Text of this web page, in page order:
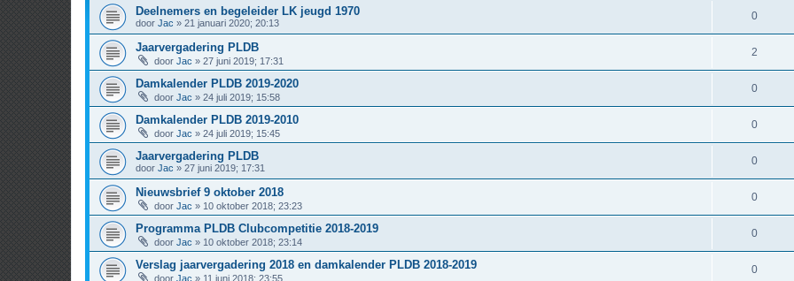
Deelnemers en begeleider LK jeugd 1970
door Jac » 21 januari 2020; 20:13
0
Jaarvergadering PLDB
door Jac » 27 juni 2019; 17:31
2
Damkalender PLDB 2019-2020
door Jac » 24 juli 2019; 15:58
0
Damkalender PLDB 2019-2010
door Jac » 24 juli 2019; 15:45
0
Jaarvergadering PLDB
door Jac » 27 juni 2019; 17:31
0
Nieuwsbrief 9 oktober 2018
door Jac » 10 oktober 2018; 23:23
0
Programma PLDB Clubcompetitie 2018-2019
door Jac » 10 oktober 2018; 23:14
0
Verslag jaarvergadering 2018 en damkalender PLDB 2018-2019
door Jac » 11 juni 2018; 23:55
0